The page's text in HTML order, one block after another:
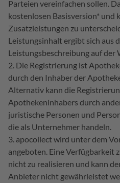
Parteien vereinfachen sollen.
kostenlosen Basisversion* und
Zusatzleistungen zu
Leistungsinhalt ergibt sich aus
Leistungsbeschreibung auf der
Die Registrierung ist
durch den Inhaber der
Alternativ kann die
Apothekeninhabers durch
juristische Personen und
die als Unternehmer handeln.
apocollect wird unter dem
angeboten. Eine Verfügbarkeit
nicht zu realisieren und kann
Anbieter nicht gewährleistet